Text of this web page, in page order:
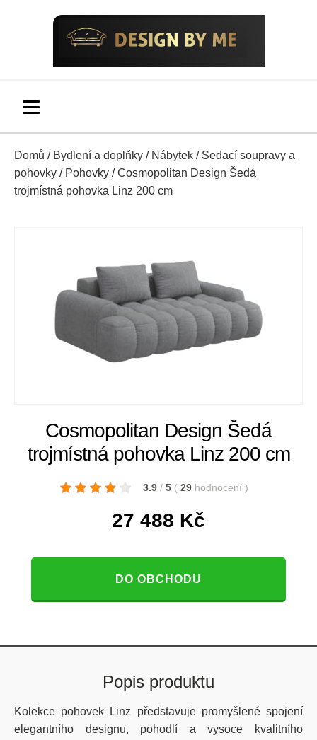
Domů / Bydlení a doplňky / Nábytek / Sedací soupravy a
pohovky / Pohovky / Cosmopolitan Design Šedá
trojmístná pohovka Linz 200 cm
Cosmopolitan Design Šedá
trojmístná pohovka Linz 200 cm
3.9 / 5 ( 29 hodnocení )
27 488 Kč
DO OBCHODU
Popis produktu
Kolekce pohovek Linz představuje promyšlené spojení
elegantního designu, pohodlí a vysoce kvalitního